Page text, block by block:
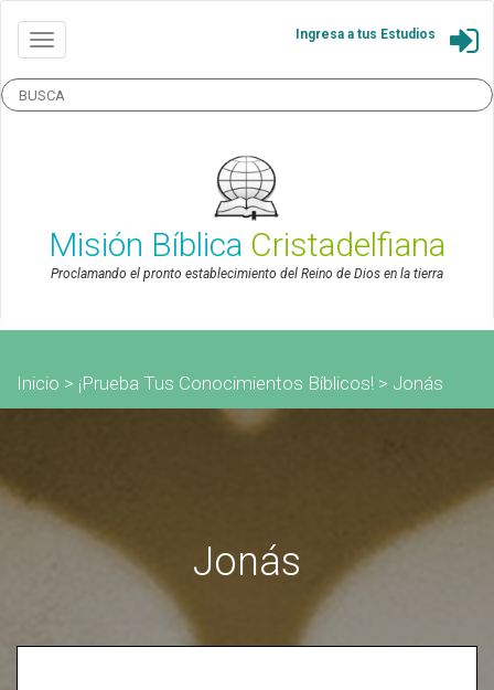
Ingresa a tus Estudios
Misión Bíblica Cristadelfiana
Proclamando el pronto establecimiento del Reino de Dios en la tierra
Inicio > ¡Prueba Tus Conocimientos Bíblicos! > Jonás
Jonás